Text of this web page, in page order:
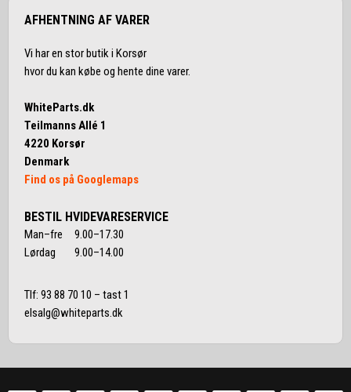
AFHENTNING AF VARER
Vi har en stor butik i Korsør
hvor du kan købe og hente dine varer.
WhiteParts.dk
Teilmanns Allé 1
4220 Korsør
Denmark
Find os på Googlemaps
BESTIL HVIDEVARESERVICE
Man–fre 9.00–17.30
Lørdag 9.00–14.00
Tlf: 93 88 70 10 – tast 1
elsalg@whiteparts.dk